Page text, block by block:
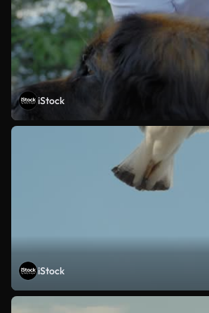
iStock
iStock